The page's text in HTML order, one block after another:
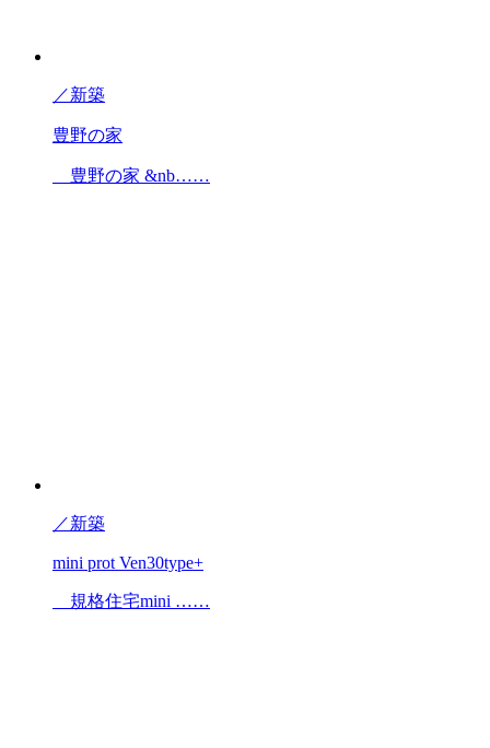
／新築
豊野の家
豊野の家 &nb……
／新築
mini prot Ven30type+
規格住宅mini ……